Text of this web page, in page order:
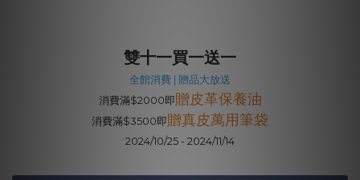
雙十一買一送一
全館消費 | 贈品大放送
消費滿$2000即贈皮革保養油
消費滿$3500即贈真皮萬用筆袋
2024/10/25 - 2024/11/14